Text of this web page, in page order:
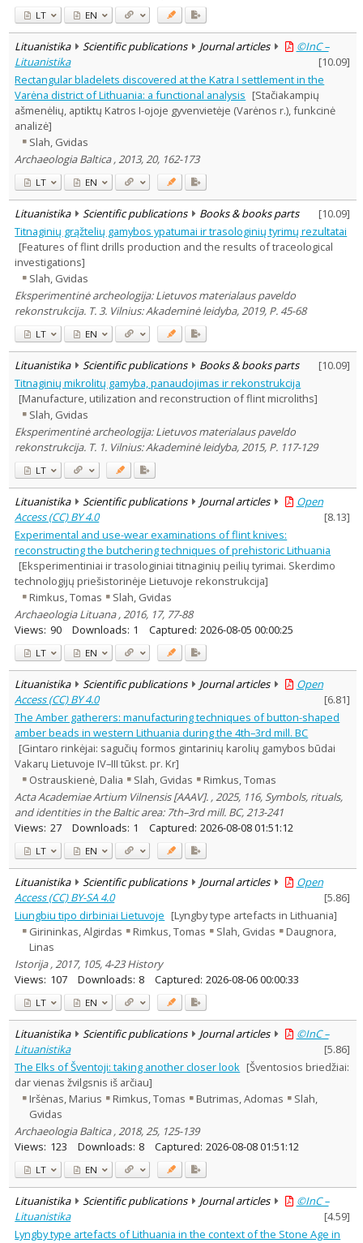
LT EN
Lituanistika Scientific publications Journal articles
©InC –
Lituanistika
[10.09]
Rectangular bladelets discovered at the Katra I settlement in the
Varėna district of Lithuania: a functional analysis [Stačiakampių
ašmenėlių, aptiktų Katros I-ojoje gyvenvietėje (Varėnos r.), funkcinė
analizė]
Slah, Gvidas
Archaeologia Baltica , 2013, 20, 162-173
LT EN
Lituanistika Scientific publications Books & books parts [10.09]
Titnaginių grąžtelių gamybos ypatumai ir trasologinių tyrimų rezultatai
[Features of flint drills production and the results of traceological
investigations]
Slah, Gvidas
Eksperimentinė archeologija: Lietuvos materialaus paveldo
rekonstrukcija. T. 3. Vilnius: Akademinė leidyba, 2019, P. 45-68
LT EN
Lituanistika Scientific publications Books & books parts [10.09]
Titnaginių mikrolitų gamyba, panaudojimas ir rekonstrukcija
[Manufacture, utilization and reconstruction of flint microliths]
Slah, Gvidas
Eksperimentinė archeologija: Lietuvos materialaus paveldo
rekonstrukcija. T. 1. Vilnius: Akademinė leidyba, 2015, P. 117-129
LT
Lituanistika Scientific publications Journal articles
Open
Access (CC) BY 4.0
[8.13]
Experimental and use-wear examinations of flint knives:
reconstructing the butchering techniques of prehistoric Lithuania
[Eksperimentiniai ir trasologiniai titnaginių peilių tyrimai. Skerdimo
technologijų priešistorinėje Lietuvoje rekonstrukcija]
Rimkus, Tomas
Slah, Gvidas
Archaeologia Lituana , 2016, 17, 77-88
Views: 90 Downloads: 1 Captured: 2026-08-05 00:00:25
LT EN
Lituanistika Scientific publications Journal articles
Open
Access (CC) BY 4.0
[6.81]
The Amber gatherers: manufacturing techniques of button-shaped
amber beads in western Lithuania during the 4th–3rd mill. BC
[Gintaro rinkėjai: sagučių formos gintarinių karolių gamybos būdai
Vakarų Lietuvoje IV–III tūkst. pr. Kr]
Ostrauskienė, Dalia
Slah, Gvidas
Rimkus, Tomas
Acta Academiae Artium Vilnensis [AAAV]. , 2025, 116, Symbols, rituals,
and identities in the Baltic area: 7th–3rd mill. BC, 213-241
Views: 27 Downloads: 1 Captured: 2026-08-08 01:51:12
LT EN
Lituanistika Scientific publications Journal articles
Open
Access (CC) BY-SA 4.0
[5.86]
Liungbiu tipo dirbiniai Lietuvoje [Lyngby type artefacts in Lithuania]
Girininkas, Algirdas
Rimkus, Tomas Slah, Gvidas
Daugnora,
Linas
Istorija , 2017, 105, 4-23 History
Views: 107 Downloads: 8 Captured: 2026-08-06 00:00:33
LT EN
Lituanistika Scientific publications Journal articles
©InC –
Lituanistika
[5.86]
The Elks of Šventoji: taking another closer look [Šventosios briedžiai:
dar vienas žvilgsnis iš arčiau]
Iršėnas, Marius
Rimkus, Tomas Butrimas, Adomas
Slah,
Gvidas
Archaeologia Baltica , 2018, 25, 125-139
Views: 123 Downloads: 8 Captured: 2026-08-08 01:51:12
LT EN
Lituanistika Scientific publications Journal articles
©InC –
Lituanistika
[4.59]
Lyngby type artefacts of Lithuania in the context of the Stone Age in